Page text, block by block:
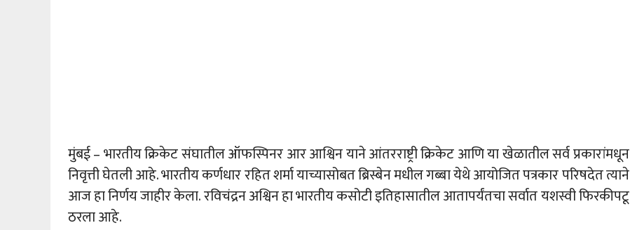
मुंबई – भारतीय क्रिकेट संघातील ऑफस्पिनर आर आश्विन याने आंतरराष्ट्री क्रिकेट आणि या खेळातील सर्व प्रकारांमधून
निवृत्ती घेतली आहे. भारतीय कर्णधार रहित शर्मा याच्यासोबत ब्रिस्बेन मधील गब्बा येथे आयोजित पत्रकार परिषदेत त्याने
आज हा निर्णय जाहीर केला. रविचंद्रन अश्विन हा भारतीय कसोटी इतिहासातील आतापर्यंतचा सर्वात यशस्वी फिरकीपटू
ठरला आहे.